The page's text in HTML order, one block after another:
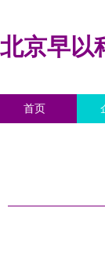
北京早以
首页